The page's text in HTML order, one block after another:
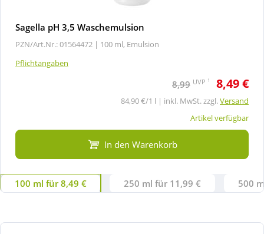
Sagella pH 3,5 Waschemulsion
PZN/Art.Nr.: 01564472 | 100 ml, Emulsion
Pflichtangaben
8,99 UVP 1 8,49 €
84,90 €/1 l | inkl. MwSt. zzgl.Versand
Artikel verfügbar
In den Warenkorb
100 ml für 8,49 € 250 ml für 11,99 € 500